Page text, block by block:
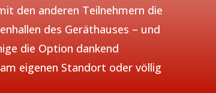
den anderen Teilnehmern die
des Geräthauses – und
die Option dankend
eigenen Standort oder völlig